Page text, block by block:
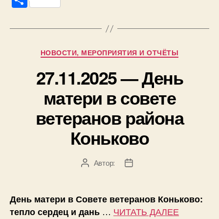
c
e
b
o
o
k
er e s
A
p
p
gr
a
m
o
kl
a
ss
ni
ki
e
р
Рубрики
НОВОСТИ, МЕРОПРИЯТИЯ И ОТЧЁТЫ
27.11.2025 — День
матери в совете
ветеранов района
Коньково
АвторАвтор:
Дата
День матери в Совете ветеранов Коньково:
тепло сердец и дань … ЧИТАТЬ ДАЛЕЕ